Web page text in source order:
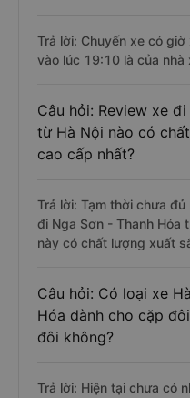
Trả lời: Chuyến xe có
vào lúc 19:10 là của nhà
Câu hỏi: Review xe
từ Hà Nội nào có
cao cấp nhất?
Trả lời: Tạm thời chưa
đi Nga Sơn - Thanh Hóa
này có chất lượng xuất
Câu hỏi: Có loại xe
Hóa dành cho cặp
đôi không?
Trả lời: Hiện tại chưa có